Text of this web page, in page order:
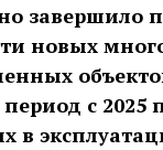
завершило
новых
с 2025
в